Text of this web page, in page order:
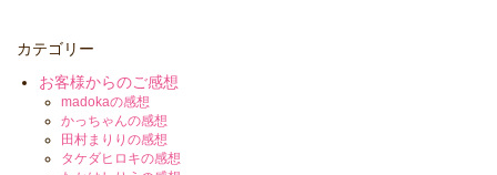
カテゴリー
お客様からのご感想
madokaの感想
かっちゃんの感想
田村まりりの感想
タケダヒロキの感想